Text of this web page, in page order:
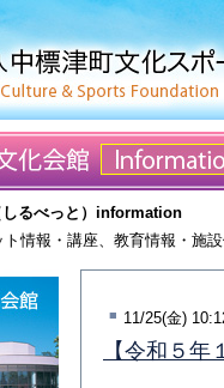
しるべっと）information
情報・講座、教育情報・施
■ 11/25(金)
【令和５年